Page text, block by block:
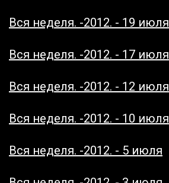
Вся неделя. -2012. - 19 июля
Вся неделя. -2012. - 17 июля
Вся неделя. -2012. - 12 июля
Вся неделя. -2012. - 10 июля
Вся неделя. -2012. - 5 июля